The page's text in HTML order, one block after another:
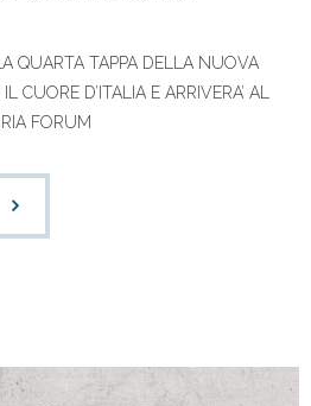
QUARTA TAPPA DELLA NUOVA
CUORE D’ITALIA E ARRIVERA’ AL
FORUM